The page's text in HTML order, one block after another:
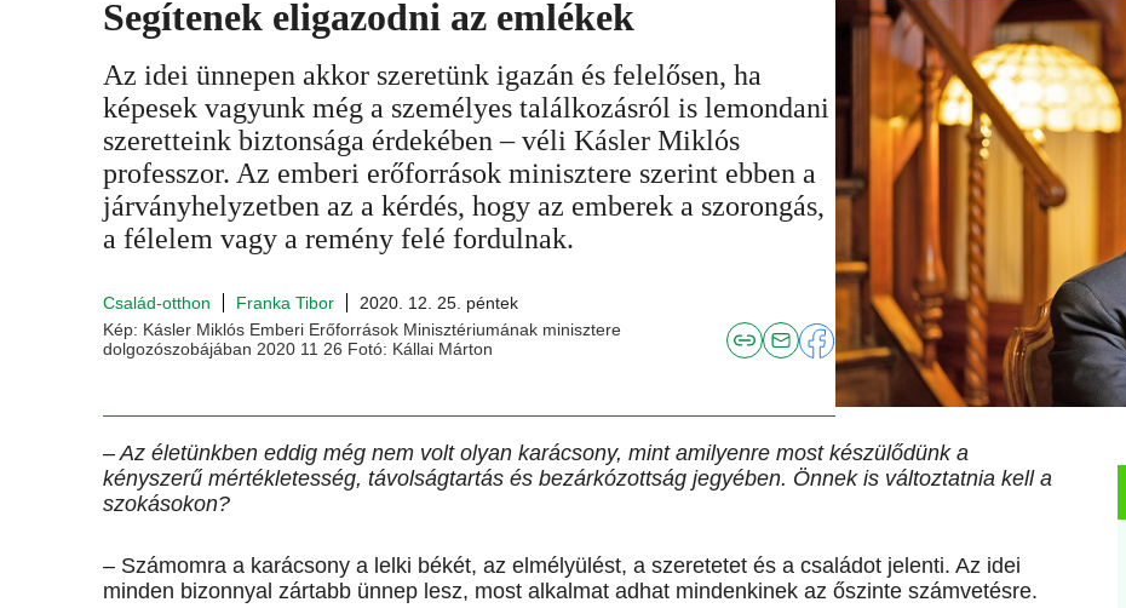
Segítenek eligazodni az emlékek
Az idei ünnepen akkor szeretünk igazán és felelősen, ha
képesek vagyunk még a személyes találkozásról is lemondani
szeretteink biztonsága érdekében – véli Kásler Miklós
professzor. Az emberi erőforrások minisztere szerint ebben a
járványhelyzetben az a kérdés, hogy az emberek a szorongás,
a félelem vagy a remény felé fordulnak.
Család-otthon Franka Tibor
2020. 12. 25. péntek
Kép: Kásler Miklós Emberi Erőforrások Minisztériumának minisztere
dolgozószobájában 2020 11 26 Fotó: Kállai Márton
– Az életünkben eddig még nem volt olyan karácsony, mint amilyenre most készülődünk a
kényszerű mértékletesség, távolságtartás és bezárkózottság jegyében. Önnek is változtatnia kell a
szokásokon?
– Számomra a karácsony a lelki békét, az elmélyülést, a szeretetet és a családot jelenti. Az idei
minden bizonnyal zártabb ünnep lesz, most alkalmat adhat mindenkinek az őszinte számvetésre.